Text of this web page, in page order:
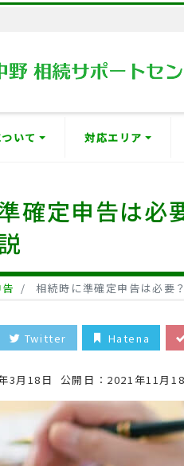
いて 対応エリア
確定申告は必
相続時に準確定申告は必要
Twitter Hatena
3月18日 公開日： 2021年11月